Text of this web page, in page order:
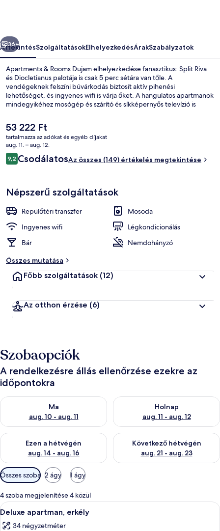
Következő
36+
ÁttekintésSzolgáltatásokElhelyezkedésÁrakSzabályzatok
Apartments & Rooms Dujam elhelyezkedése fanasztikus: Split Riva
és Diocletianus palotája is csak 5 perc sétára van tőle. A
vendégeknek felszíni búvárkodás biztosít aktív pihenési
lehetőséget, és ingyenes wifi is várja őket. A hangulatos apartmanok
mindegyikéhez mosógép és szárító és síkképernyős televízió is
A
jelenlegi
ár
53 222 Ft
53 222 Ft
tartalmazza az adókat és egyéb díjakat
aug. 11. – aug. 12.
Értékelések
9,29,2 ennyiből: 10
CsodálatosAz összes (149) értékelés megtekintése
Népszerű szolgáltatások
Repülőtéri transzfer
Mosoda
Ingyenes wifi
Légkondicionálás
Bár
Nemdohányzó
Összes mutatása
Főbb szolgáltatások (12)
Az otthon érzése (6)
Szobaopciók
A rendelkezésre állás ellenőrzése ezekre az
időpontokra
Ma
aug. 10 - aug. 11
A ma esti rendelkezésre állás ellenőrzése: aug. 10 - aug. 11
Holnap
aug. 11 - aug. 12
A holnapi rendelkezésre állás
Ezen a hétvégén
aug. 14 - aug. 16
A mostani hétvégi rendelkezésre állás ellenőrzése: aug. 14 -
Következő hétvégén
aug. 21 - aug. 23
A következő hétvégi
Szobákhoz
rendelkezésre
álló
szűrők
Összes szoba 2 ágy 1 ágy
4 szoba megjelenítése 4 közül
A
következő
Egy kis méretű szállodai szoba,
8
Deluxe apartman, erkély
34 négyzetméter